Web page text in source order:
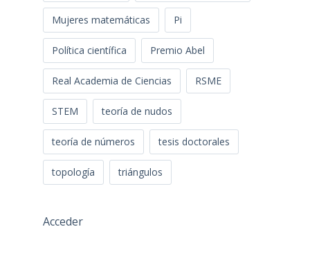
Mujeres matemáticas Pi
Política científica Premio Abel
Real Academia de Ciencias RSME
STEM teoría de nudos
teoría de números tesis doctorales
topología triángulos
Acceder